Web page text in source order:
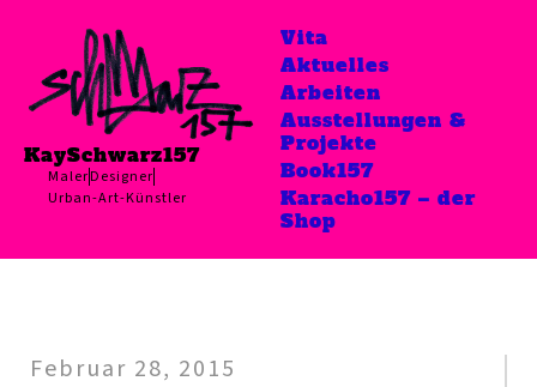
KaySchwarz157
MalerDesigner
Urban-Art-Künstler
Vita
Aktuelles
Arbeiten
Ausstellungen &
Projekte
Book157
Karacho157 – der
Shop
Februar 28, 2015